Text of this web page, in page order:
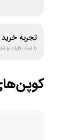
تجربه خرید
با ثبت نظرات و